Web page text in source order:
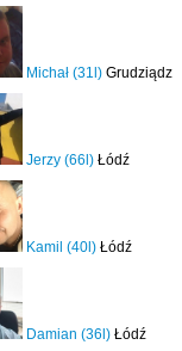
Michał (31l) Grudziądz
Jerzy (66l) Łódź
Kamil (40l) Łódź
Damian (36l) Łódź